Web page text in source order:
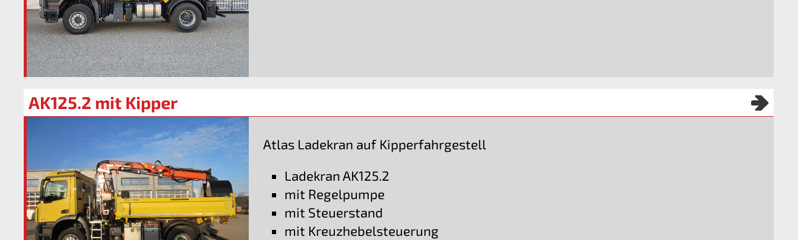
AK125.2 mit Kipper
Atlas Ladekran auf Kipperfahrgestell
Ladekran AK125.2
mit Regelpumpe
mit Steuerstand
mit Kreuzhebelsteuerung